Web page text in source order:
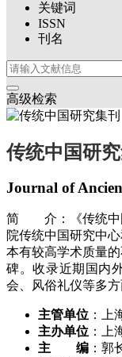
关键词
ISSN
刊名
高级检索
传统中国研究
Journal of
简 介：《传统中
院传统中国研究中
本有较高学术质量
碑。收录近期国内
会、风俗礼仪等多
主管单位 ：上
主办单位 ：上
主 编 ：郭